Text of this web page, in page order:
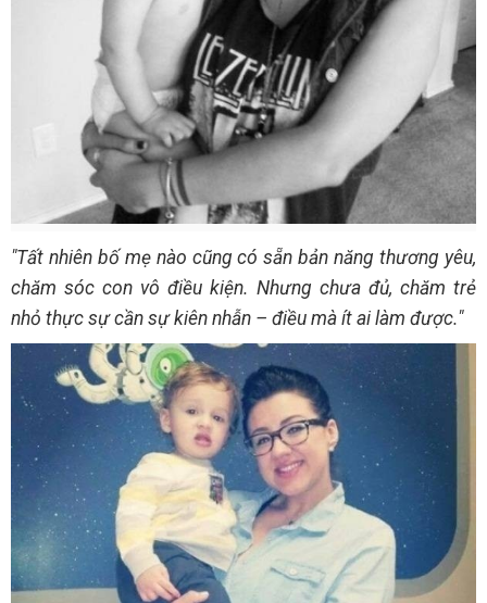
"Tất nhiên bố mẹ nào cũng có sẵn bản năng thương yêu,
chăm sóc con vô điều kiện. Nhưng chưa đủ, chăm trẻ
nhỏ thực sự cần sự kiên nhẫn – điều mà ít ai làm được."